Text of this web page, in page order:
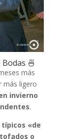
🍜
más
más ligero
invierno
.
típicos «de
o